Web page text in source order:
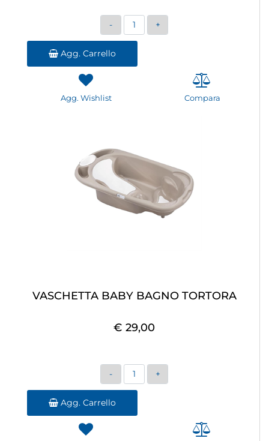
Quantità
Agg. Carrello
Agg. Wishlist Compara
VASCHETTA BABY BAGNO TORTORA
€ 29,00
Quantità
Agg. Carrello